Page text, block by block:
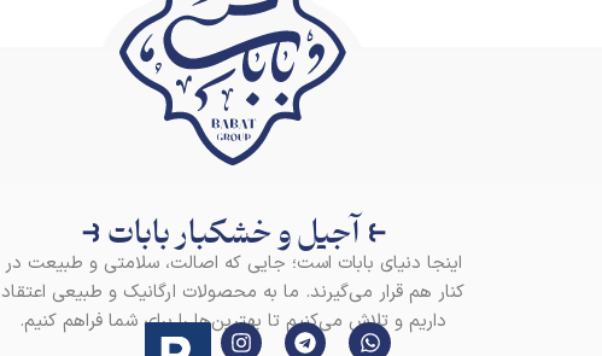
⥼ آجیل و خشکبار بابات ⥽
اینجا دنیای بابات است؛ جایی که اصالت، سلامتی و طبیعت در
کنار هم قرار می‌گیرند. ما به محصولات ارگانیک و طبیعی اعتقاد
داریم و تلاش می‌کنیم تا بهترین‌ها را برای شما فراهم کنیم.